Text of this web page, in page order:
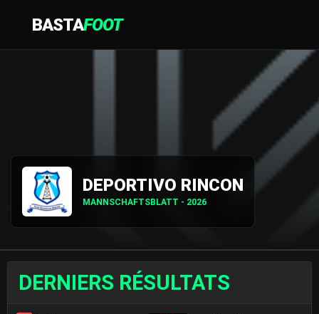
BASTAFOOT
DEPORTIVO RINCON
MANNSCHAFTSBLATT - 2026
DERNIERS RÉSULTATS